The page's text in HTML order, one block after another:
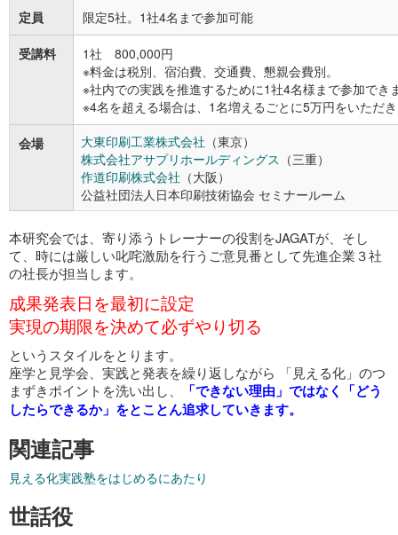
定員
限定5社。1社4名まで参加可能
受講料
1社 800,000円
※料金は税別、宿泊費、交通費、懇親会費別。
※社内での実践を推進するために1社4名様まで参加でき
※4名を超える場合は、1名増えるごとに5万円をいただ
会場 大東印刷工業株式会社 （東京）
株式会社アサプリホールディングス （三重）
作道印刷株式会社 （大阪）
公益社団法人日本印刷技術協会 セミナールーム
本研究会では、寄り添うトレーナーの役割をJAGATが、そし
て、時には厳しい叱咤激励を行うご意見番として先進企業３社
の社長が担当します。
成果発表日を最初に設定
実現の期限を決めて必ずやり切る
というスタイルをとります。
座学と見学会、実践と発表を繰り返しながら 「見える化」のつ
まずきポイントを洗い出し、
「できない理由」ではなく「どう
したらできるか」をとことん追求していきます。
関連記事
見える化実践塾をはじめるにあたり
世話役